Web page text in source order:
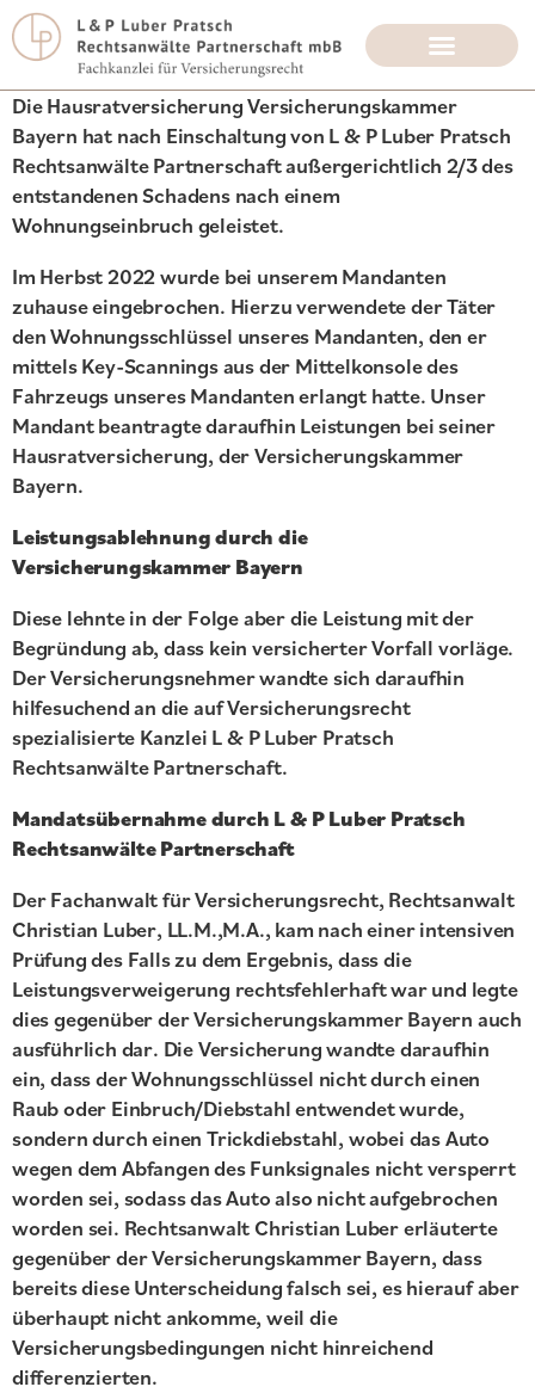
Die Hausratversicherung Versicherungskammer
Bayern hat nach Einschaltung von L & P Luber Pratsch
Rechtsanwälte Partnerschaft außergerichtlich 2/3 des
entstandenen Schadens nach einem
Wohnungseinbruch geleistet.
Im Herbst 2022 wurde bei unserem Mandanten
zuhause eingebrochen. Hierzu verwendete der Täter
den Wohnungsschlüssel unseres Mandanten, den er
mittels Key-Scannings aus der Mittelkonsole des
Fahrzeugs unseres Mandanten erlangt hatte. Unser
Mandant beantragte daraufhin Leistungen bei seiner
Hausratversicherung, der Versicherungskammer
Bayern.
Leistungsablehnung durch die
Versicherungskammer Bayern
Diese lehnte in der Folge aber die Leistung mit der
Begründung ab, dass kein versicherter Vorfall vorläge.
Der Versicherungsnehmer wandte sich daraufhin
hilfesuchend an die auf Versicherungsrecht
spezialisierte Kanzlei L & P Luber Pratsch
Rechtsanwälte Partnerschaft.
Mandatsübernahme durch L & P Luber Pratsch
Rechtsanwälte Partnerschaft
Der Fachanwalt für Versicherungsrecht, Rechtsanwalt
Christian Luber, LL.M.,M.A., kam nach einer intensiven
Prüfung des Falls zu dem Ergebnis, dass die
Leistungsverweigerung rechtsfehlerhaft war und legte
dies gegenüber der Versicherungskammer Bayern auch
ausführlich dar. Die Versicherung wandte daraufhin
ein, dass der Wohnungsschlüssel nicht durch einen
Raub oder Einbruch/Diebstahl entwendet wurde,
sondern durch einen Trickdiebstahl, wobei das Auto
wegen dem Abfangen des Funksignales nicht versperrt
worden sei, sodass das Auto also nicht aufgebrochen
worden sei. Rechtsanwalt Christian Luber erläuterte
gegenüber der Versicherungskammer Bayern, dass
bereits diese Unterscheidung falsch sei, es hierauf aber
überhaupt nicht ankomme, weil die
Versicherungsbedingungen nicht hinreichend
differenzierten.